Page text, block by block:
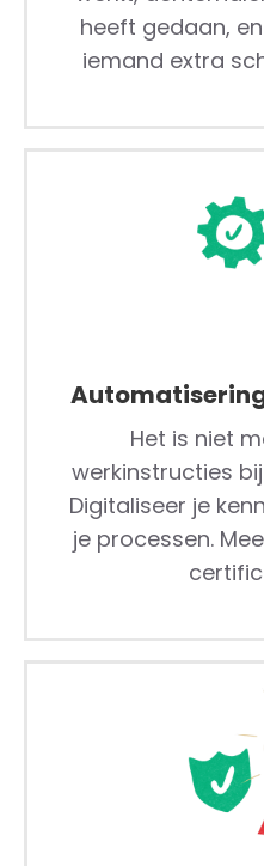
heeft gedaan,
iemand extra
Het is niet
werkinstructies
Digitaliseer je
je processen.